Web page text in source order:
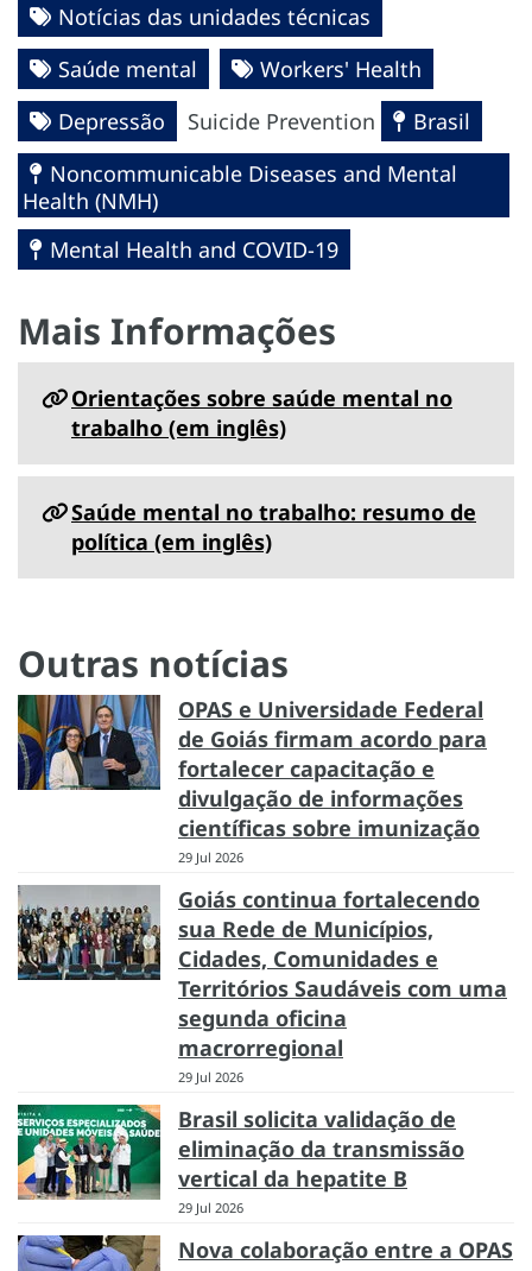
Notícias das unidades técnicas
Saúde mental
Workers' Health
Depressão
Suicide Prevention
Brasil
Noncommunicable Diseases and Mental
Health (NMH)
Mental Health and COVID-19
Mais Informações
Orientações sobre saúde mental no
trabalho (em inglês)
Saúde mental no trabalho: resumo de
política (em inglês)
Outras notícias
OPAS e Universidade Federal
de Goiás firmam acordo para
fortalecer capacitação e
divulgação de informações
científicas sobre imunização
29 Jul 2026
Goiás continua fortalecendo
sua Rede de Municípios,
Cidades, Comunidades e
Territórios Saudáveis com uma
segunda oficina
macrorregional
29 Jul 2026
Brasil solicita validação de
eliminação da transmissão
vertical da hepatite B
29 Jul 2026
Nova colaboração entre a OPAS